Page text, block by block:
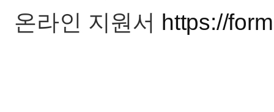
온라인 지원서 https://